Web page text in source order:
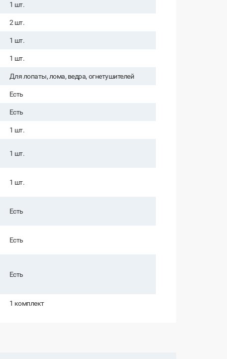
1 шт.
2 шт.
1 шт.
1 шт.
Для лопаты, лома, ведра, огнетушителей
Есть
Есть
1 шт.
1 шт.
1 шт.
Есть
Есть
Есть
1 комплект